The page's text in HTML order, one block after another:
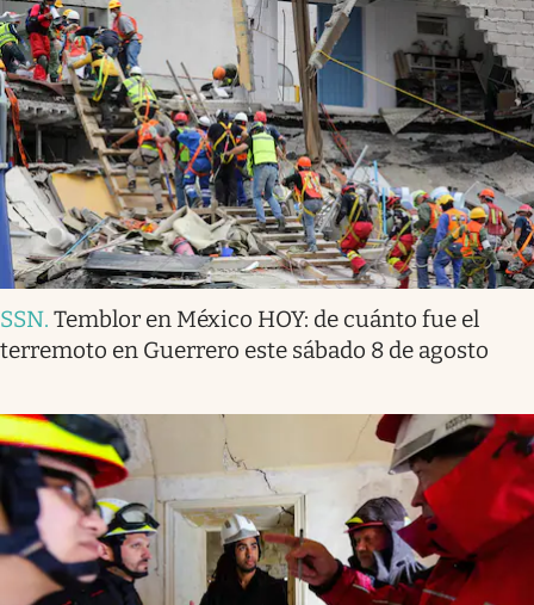
SSN. Temblor en México HOY: de cuánto fue el
terremoto en Guerrero este sábado 8 de agosto